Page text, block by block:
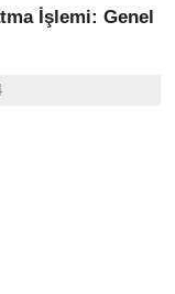
İşlemi: Genel